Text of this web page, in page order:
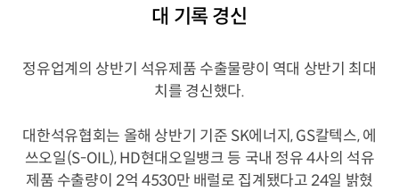
대 기록 경신
정유업계의 상반기 석유제품 수출물량이 역대 상반기 최대
치를 경신했다.
대한석유협회는 올해 상반기 기준 SK에너지, GS칼텍스, 에
쓰오일(S-OIL), HD현대오일뱅크 등 국내 정유 4사의 석유
제품 수출량이 2억 4530만 배럴로 집계됐다고 24일 밝혔